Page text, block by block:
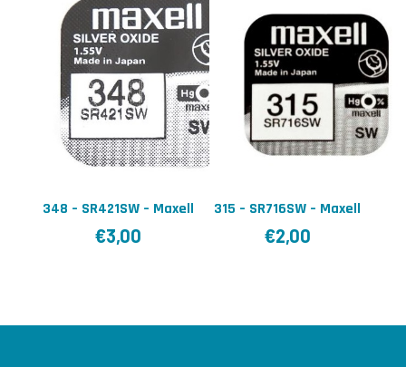
348 – SR421SW – Maxell
€3,00
315 – SR716SW – Maxell
€2,00